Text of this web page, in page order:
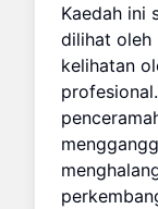
Kaedah ini
dilihat oleh
kelihatan